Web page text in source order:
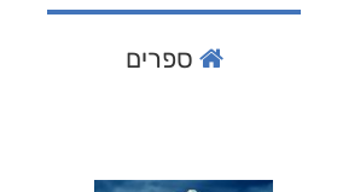
ספרים